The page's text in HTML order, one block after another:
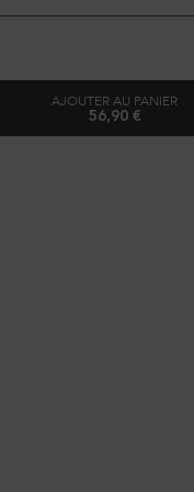
AJOUTER AU PANIER
56,90 €